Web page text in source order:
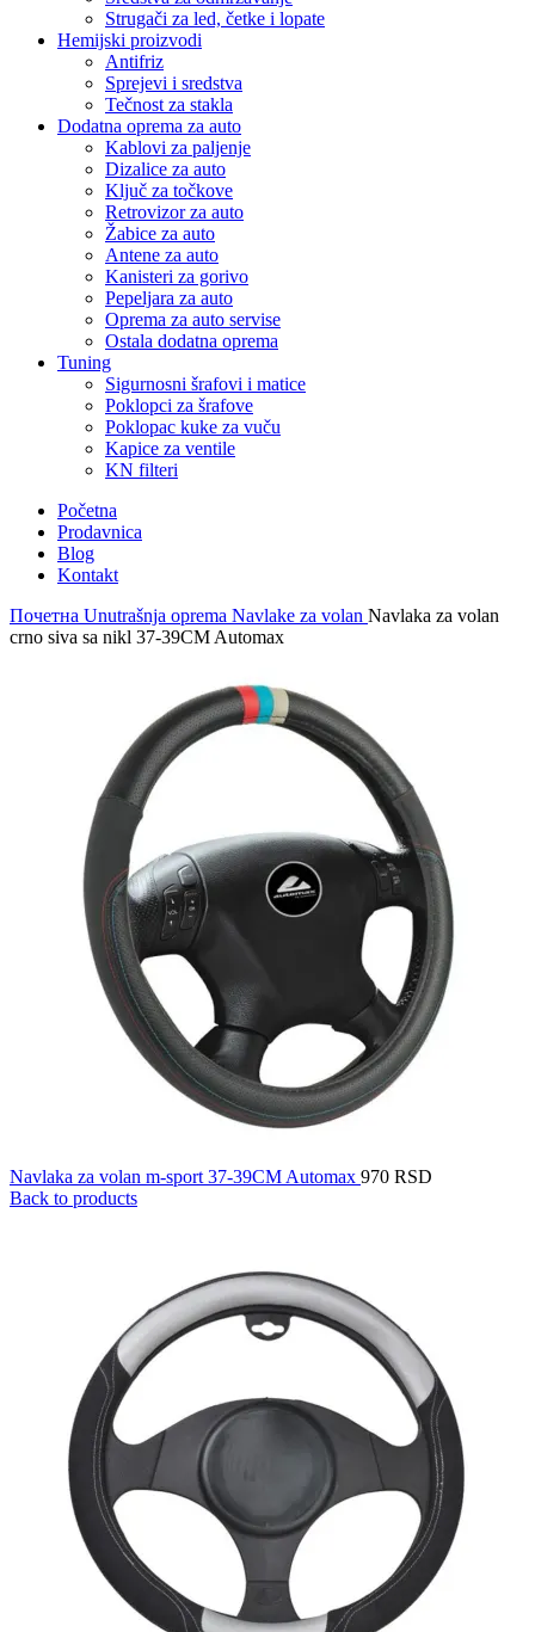
Strugači za led, četke i lopate
Hemijski proizvodi
Antifriz
Sprejevi i sredstva
Tečnost za stakla
Dodatna oprema za auto
Kablovi za paljenje
Dizalice za auto
Ključ za točkove
Retrovizor za auto
Žabice za auto
Antene za auto
Kanisteri za gorivo
Pepeljara za auto
Oprema za auto servise
Ostala dodatna oprema
Tuning
Sigurnosni šrafovi i matice
Poklopci za šrafove
Poklopac kuke za vuču
Kapice za ventile
KN filteri
Početna
Prodavnica
Blog
Kontakt
Почетна Unutrašnja oprema Navlake za volan Navlaka za volan
crno siva sa nikl 37-39CM Automax
Navlaka za volan m-sport 37-39CM Automax 970 RSD
Back to products